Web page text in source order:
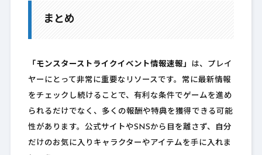
まとめ
「モンスターストライクイベント情報速報」 は、プレイ
ヤーにとって非常に重要なリソースです。常に最新情報
をチェックし続けることで、有利な条件でゲームを進め
られるだけでなく、多くの報酬や特典を獲得できる可能
性があります。公式サイトやSNSから目を離さず、自分
だけのお気に入りキャラクターやアイテムを手に入れま